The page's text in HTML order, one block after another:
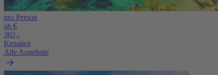
pro Person
ab €
302,-
Kroatien
Alle Angebote